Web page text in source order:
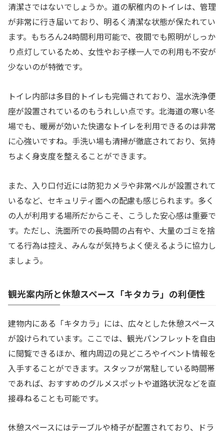
清潔さではないでしょうか。道の駅稚内のトイレは、管理
が非常に行き届いており、明るく清潔な状態が保たれてい
ます。もちろん24時間利用可能で、夜間でも照明がしっか
り点灯しているため、女性やお子様一人での利用も不安が
少ないのが特徴です。
トイレ内部は多目的トイレも完備されており、温水洗浄便
座が設置されているのもうれしい点です。北海道の寒い冬
場でも、暖房が効いた快適なトイレを利用できるのは非常
に心強いですね。手洗い場も清掃が徹底されており、気持
ちよく身支度を整えることができます。
また、入り口付近には防犯カメラや非常ベルが設置されて
いるなど、セキュリティ面への配慮も感じられます。多く
の人が利用する場所だからこそ、こうした安心感は重要で
す。ただし、洗面所での長時間の占有や、大量のゴミを捨
てる行為は控え、みんなが気持ちよく使えるように協力し
ましょう。
観光案内所と休憩スペース「キタカラ」の利便性
建物内にある「キタカラ」には、広々とした休憩スペース
が設けられています。ここでは、観光パンフレットを自由
に閲覧できるほか、稚内周辺の見どころやイベント情報を
入手することができます。スタッフが常駐している時間帯
であれば、おすすめのグルメスポットや道路状況などを直
接尋ねることも可能です。
休憩スペースにはテーブルや椅子が配置されており、ドラ